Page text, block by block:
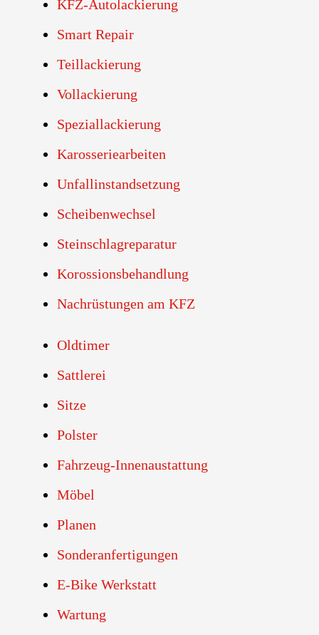
KFZ-Autolackierung
Smart Repair
Teillackierung
Vollackierung
Speziallackierung
Karosseriearbeiten
Unfallinstandsetzung
Scheibenwechsel
Steinschlagreparatur
Korossionsbehandlung
Nachrüstungen am KFZ
Oldtimer
Sattlerei
Sitze
Polster
Fahrzeug-Innenaustattung
Möbel
Planen
Sonderanfertigungen
E-Bike Werkstatt
Wartung